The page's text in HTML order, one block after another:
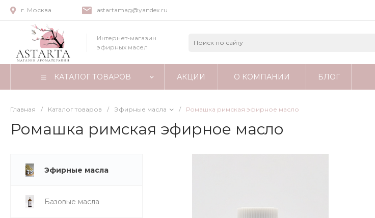
г. Москва astartamag@yandex.ru
Интернет-магазин
эфирных масел
КАТАЛОГ ТОВАРОВ АКЦИИ О КОМПАНИИ БЛОГ
Главная / Каталог товаров / Эфирные масла / Ромашка римская эфирное масло
Ромашка римская эфирное масло
Эфирные масла
Базовые масла